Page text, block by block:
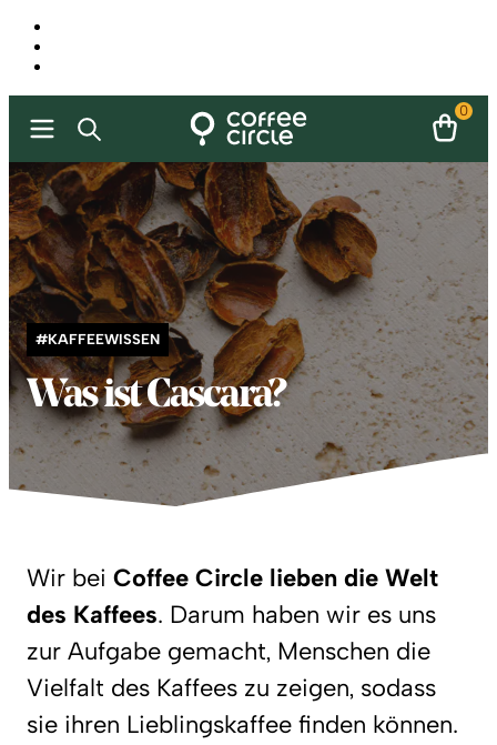
0
#KAFFEEWISSEN
Was ist Cascara?
Wir bei Coffee Circle lieben die Welt
des Kaffees. Darum haben wir es uns
zur Aufgabe gemacht, Menschen die
Vielfalt des Kaffees zu zeigen, sodass
sie ihren Lieblingskaffee finden können.